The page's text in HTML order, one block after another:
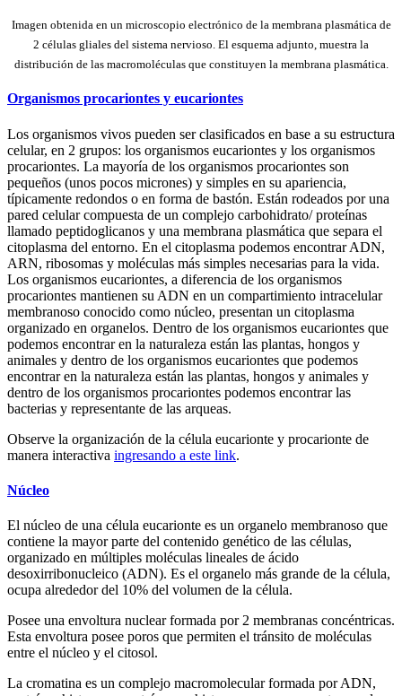
Imagen obtenida en un microscopio electrónico de la membrana plasmática de
2 células gliales del sistema nervioso. El esquema adjunto, muestra la
distribución de las macromoléculas que constituyen la membrana plasmática.
Organismos procariontes y eucariontes
Los organismos vivos pueden ser clasificados en base a su estructura
celular, en 2 grupos: los organismos eucariontes y los organismos
procariontes. La mayoría de los organismos procariontes son
pequeños (unos pocos micrones) y simples en su apariencia,
típicamente redondos o en forma de bastón. Están rodeados por una
pared celular compuesta de un complejo carbohidrato/ proteínas
llamado peptidoglicanos y una membrana plasmática que separa el
citoplasma del entorno. En el citoplasma podemos encontrar ADN,
ARN, ribosomas y moléculas más simples necesarias para la vida.
Los organismos eucariontes, a diferencia de los organismos
procariontes mantienen su ADN en un compartimiento intracelular
membranoso conocido como núcleo, presentan un citoplasma
organizado en organelos. Dentro de los organismos eucariontes que
podemos encontrar en la naturaleza están las plantas, hongos y
animales y dentro de los organismos eucariontes que podemos
encontrar en la naturaleza están las plantas, hongos y animales y
dentro de los organismos procariontes podemos encontrar las
bacterias y representante de las arqueas.
Observe la organización de la célula eucarionte y procarionte de
manera interactiva ingresando a este link.
Núcleo
El núcleo de una célula eucarionte es un organelo membranoso que
contiene la mayor parte del contenido genético de las células,
organizado en múltiples moléculas lineales de ácido
desoxirribonucleico (ADN). Es el organelo más grande de la célula,
ocupa alrededor del 10% del volumen de la célula.
Posee una envoltura nuclear formada por 2 membranas concéntricas.
Esta envoltura posee poros que permiten el tránsito de moléculas
entre el núcleo y el citosol.
La cromatina es un complejo macromolecular formada por ADN,